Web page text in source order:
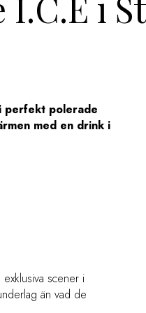
perfekt polerade
med en drink i
scener i
än vad de